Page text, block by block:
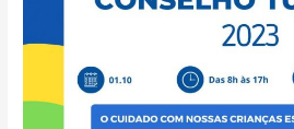
COM